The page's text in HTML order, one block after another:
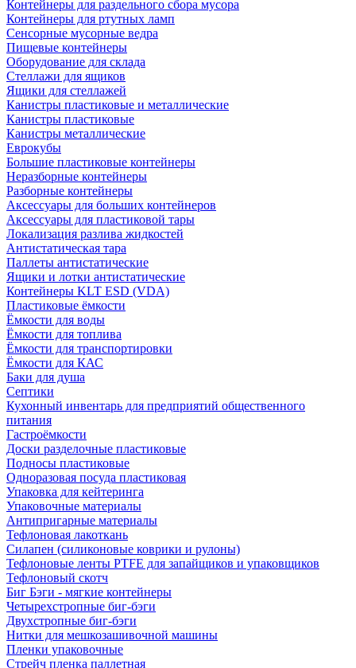
Контейнеры для раздельного сбора мусора
Контейнеры для ртутных ламп
Сенсорные мусорные ведра
Пищевые контейнеры
Оборудование для склада
Стеллажи для ящиков
Ящики для стеллажей
Канистры пластиковые и металлические
Канистры пластиковые
Канистры металлические
Еврокубы
Большие пластиковые контейнеры
Неразборные контейнеры
Разборные контейнеры
Аксессуары для больших контейнеров
Аксессуары для пластиковой тары
Локализация разлива жидкостей
Антистатическая тара
Паллеты антистатические
Ящики и лотки антистатические
Контейнеры KLT ESD (VDA)
Пластиковые ёмкости
Ёмкости для воды
Ёмкости для топлива
Ёмкости для транспортировки
Ёмкости для КАС
Баки для душа
Септики
Кухонный инвентарь для предприятий общественного
питания
Гастроёмкости
Доски разделочные пластиковые
Подносы пластиковые
Одноразовая посуда пластиковая
Упаковка для кейтеринга
Упаковочные материалы
Антипригарные материалы
Тефлоновая лакоткань
Силапен (силиконовые коврики и рулоны)
Тефлоновые ленты PTFE для запайщиков и упаковщиков
Тефлоновый скотч
Биг Бэги - мягкие контейнеры
Четырехстропные биг-бэги
Двухстропные биг-бэги
Нитки для мешкозашивочной машины
Пленки упаковочные
Стрейч пленка паллетная